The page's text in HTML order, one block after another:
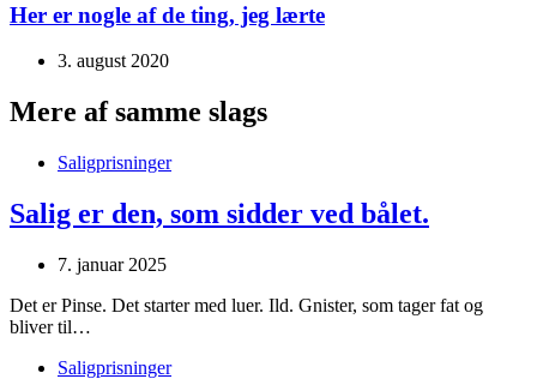
Her er nogle af de ting, jeg lærte
3. august 2020
Mere af samme slags
Saligprisninger
Salig er den, som sidder ved bålet.
7. januar 2025
Det er Pinse. Det starter med luer. Ild. Gnister, som tager fat og
bliver til…
Saligprisninger